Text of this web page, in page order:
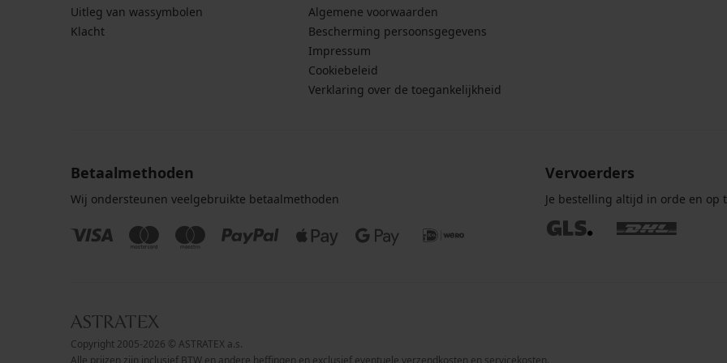
Uitleg van wassymbolen
Klacht
Algemene voorwaarden
Bescherming persoonsgegevens
Impressum
Cookiebeleid
Verklaring over de toegankelijkheid
Betaalmethoden
Wij ondersteunen veelgebruikte betaalmethoden
Vervoerders
Je bestelling altijd in orde en op
Copyright 2005-2026 © ASTRATEX a.s.